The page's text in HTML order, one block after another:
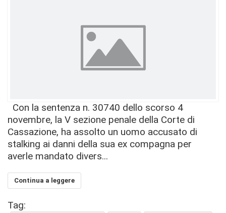
Con la sentenza n. 30740 dello scorso 4
novembre, la V sezione penale della Corte di
Cassazione, ha assolto un uomo accusato di
stalking ai danni della sua ex compagna per
averle mandato divers...
Continua a leggere
Tag: